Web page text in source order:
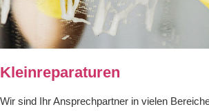
Kleinreparaturen
Wir sind Ihr Ansprechpartner in vielen